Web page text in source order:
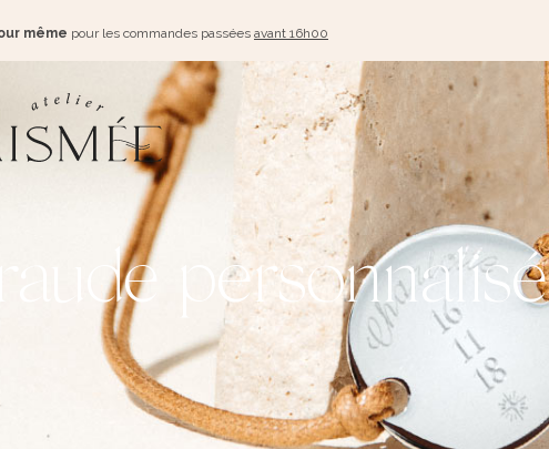
même pour les commandes passées avant 16h00
personnalisé